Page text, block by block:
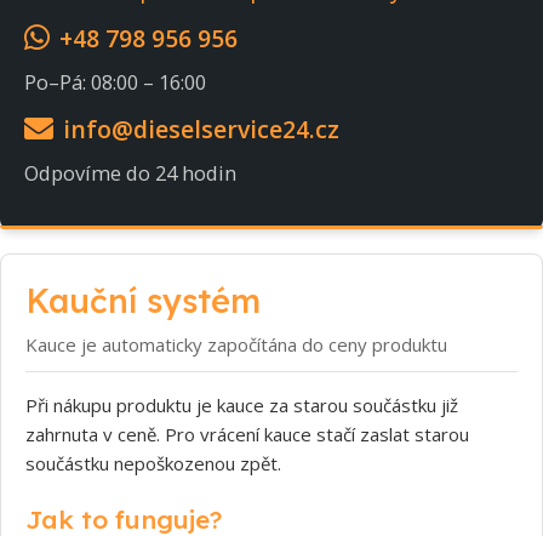
+48 798 956 956
Po–Pá: 08:00 – 16:00
info@dieselservice24.cz
Odpovíme do 24 hodin
Kauční systém
Kauce je automaticky započítána do ceny produktu
Při nákupu produktu je kauce za starou součástku již
zahrnuta v ceně. Pro vrácení kauce stačí zaslat starou
součástku nepoškozenou zpět.
Jak to funguje?